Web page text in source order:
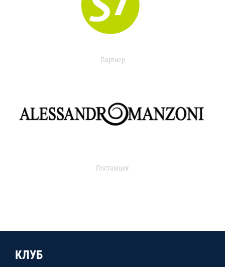
Партнер
Поставщик
КЛУБ